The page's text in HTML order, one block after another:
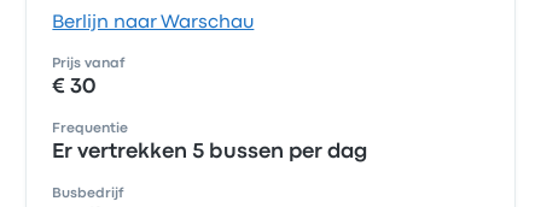
Berlijn naar Warschau
Prijs vanaf
€ 30
Frequentie
Er vertrekken 5 bussen per dag
Busbedrijf